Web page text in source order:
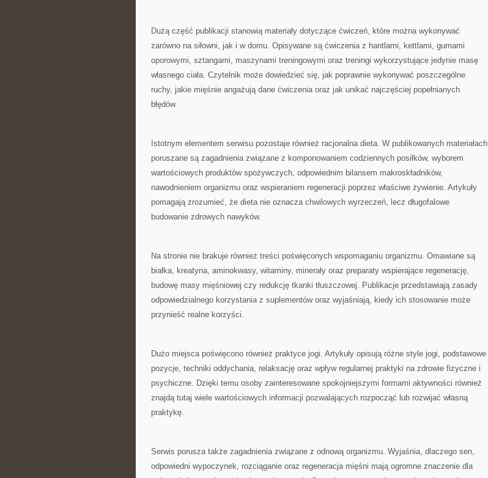
Dużą część publikacji stanowią materiały dotyczące ćwiczeń, które można wykonywać
zarówno na siłowni, jak i w domu. Opisywane są ćwiczenia z hantlami, kettlami, gumami
oporowymi, sztangami, maszynami treningowymi oraz treningi wykorzystujące jedynie masę
własnego ciała. Czytelnik może dowiedzieć się, jak poprawnie wykonywać poszczególne
ruchy, jakie mięśnie angażują dane ćwiczenia oraz jak unikać najczęściej popełnianych
błędów.
Istotnym elementem serwisu pozostaje również racjonalna dieta. W publikowanych materiałach
poruszane są zagadnienia związane z komponowaniem codziennych posiłków, wyborem
wartościowych produktów spożywczych, odpowiednim bilansem makroskładników,
nawodnieniem organizmu oraz wspieraniem regeneracji poprzez właściwe żywienie. Artykuły
pomagają zrozumieć, że dieta nie oznacza chwilowych wyrzeczeń, lecz długofalowe
budowanie zdrowych nawyków.
Na stronie nie brakuje również treści poświęconych wspomaganiu organizmu. Omawiane są
białka, kreatyna, aminokwasy, witaminy, minerały oraz preparaty wspierające regenerację,
budowę masy mięśniowej czy redukcję tkanki tłuszczowej. Publikacje przedstawiają zasady
odpowiedzialnego korzystania z suplementów oraz wyjaśniają, kiedy ich stosowanie może
przynieść realne korzyści.
Dużo miejsca poświęcono również praktyce jogi. Artykuły opisują różne style jogi, podstawowe
pozycje, techniki oddychania, relaksację oraz wpływ regularnej praktyki na zdrowie fizyczne i
psychiczne. Dzięki temu osoby zainteresowane spokojniejszymi formami aktywności również
znajdą tutaj wiele wartościowych informacji pozwalających rozpocząć lub rozwijać własną
praktykę.
Serwis porusza także zagadnienia związane z odnową organizmu. Wyjaśnia, dlaczego sen,
odpowiedni wypoczynek, rozciąganie oraz regeneracja mięśni mają ogromne znaczenie dla